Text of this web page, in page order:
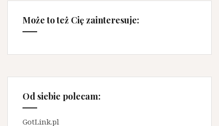
Może to też Cię zainteresuje:
Od siebie polecam:
GotLink.pl